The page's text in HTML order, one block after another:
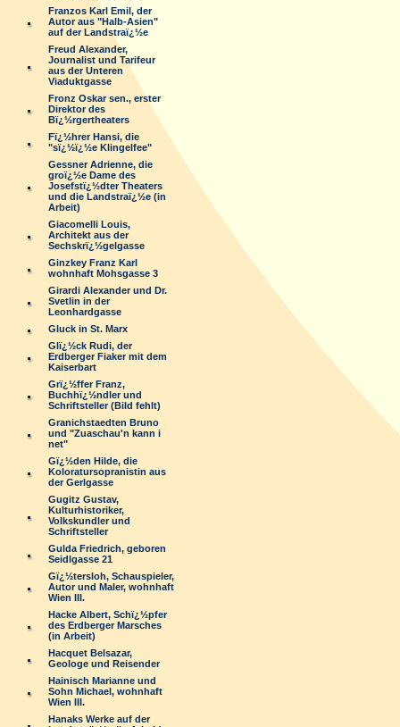
Franzos Karl Emil, der
Autor aus "Halb-Asien"
auf der Landstraï¿½e
Freud Alexander,
Journalist und Tarifeur
aus der Unteren
Viaduktgasse
Fronz Oskar sen., erster
Direktor des
Bï¿½rgertheaters
Fï¿½hrer Hansi, die
"sï¿½ï¿½e Klingelfee"
Gessner Adrienne, die
groï¿½e Dame des
Josefstï¿½dter Theaters
und die Landstraï¿½e (in
Arbeit)
Giacomelli Louis,
Architekt aus der
Sechskrï¿½gelgasse
Ginzkey Franz Karl
wohnhaft Mohsgasse 3
Girardi Alexander und Dr.
Svetlin in der
Leonhardgasse
Gluck in St. Marx
Glï¿½ck Rudi, der
Erdberger Fiaker mit dem
Kaiserbart
Grï¿½ffer Franz,
Buchhï¿½ndler und
Schriftsteller (Bild fehlt)
Granichstaedten Bruno
und "Zuaschau'n kann i
net"
Gï¿½den Hilde, die
Koloratursopranistin aus
der Gerlgasse
Gugitz Gustav,
Kulturhistoriker,
Volkskundler und
Schriftsteller
Gulda Friedrich, geboren
Seidlgasse 21
Gï¿½tersloh, Schauspieler,
Autor und Maler, wohnhaft
Wien III.
Hacke Albert, Schï¿½pfer
des Erdberger Marsches
(in Arbeit)
Hacquet Belsazar,
Geologe und Reisender
Hainisch Marianne und
Sohn Michael, wohnhaft
Wien III.
Hanaks Werke auf der